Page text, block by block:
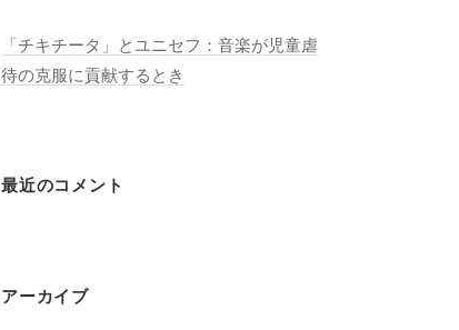
「チキチータ」とユニセフ：音楽が児童虐
待の克服に貢献するとき
最近のコメント
アーカイブ